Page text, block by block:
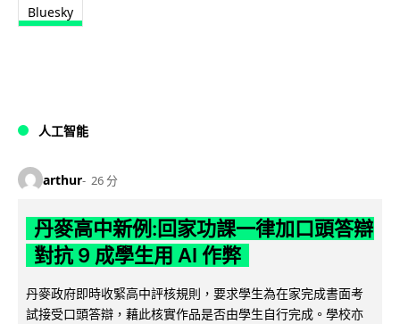
Bluesky
人工智能
arthur 26 分
丹麥高中新例:回家功課一律加口頭答辯
對抗 9 成學生用 AI 作弊
丹麥政府即時收緊高中評核規則，要求學生為在家完成書面考
試接受口頭答辯，藉此核實作品是否由學生自行完成。學校亦